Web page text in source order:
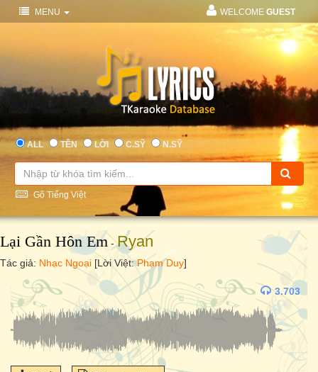
MENU WELCOME GUEST
ALL TÊN LỜI C.SỸ N.SỸ
Gõ Tiếng Việt
Lại Gần Hôn Em -Ryan
Tác giả: Nhạc Ngoại [Lời Việt:Phạm Duy]
3.703